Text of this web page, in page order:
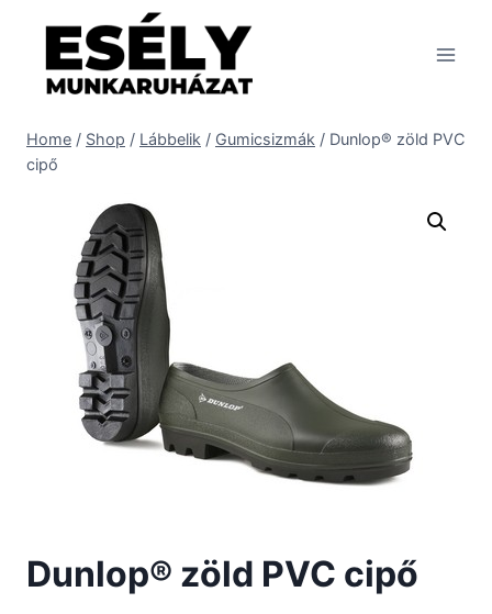
content
Home / Shop / Lábbelik / Gumicsizmák / Dunlop® zöld PVC
cipő
Dunlop® zöld PVC cipő